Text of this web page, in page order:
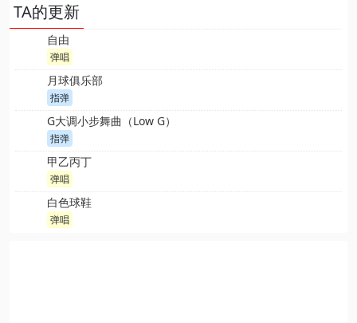
TA的更新
自由
弹唱
月球俱乐部
指弹
G大调小步舞曲（Low G）
指弹
甲乙丙丁
弹唱
白色球鞋
弹唱